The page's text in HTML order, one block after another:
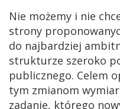
Nie możemy i nie
strony
do najbardziej
strukturze szeroko
publicznego. Celem
tym zmianom
zadanie, którego